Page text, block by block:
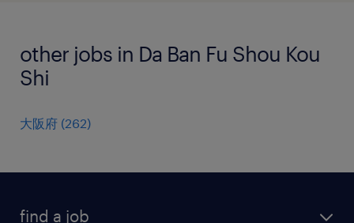
other jobs in Da Ban Fu Shou Kou
Shi
大阪府 (262)
find a job